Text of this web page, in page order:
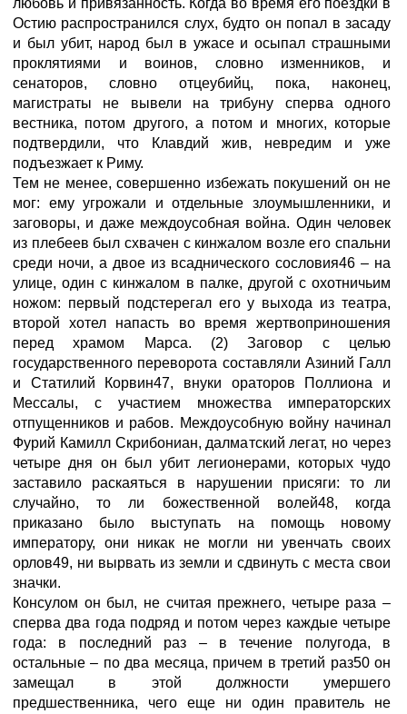
любовь и привязанность. Когда во время его поездки в
Остию распространился слух, будто он попал в засаду
и был убит, народ был в ужасе и осыпал страшными
проклятиями и воинов, словно изменников, и
сенаторов, словно отцеубийц, пока, наконец,
магистраты не вывели на трибуну сперва одного
вестника, потом другого, а потом и многих, которые
подтвердили, что Клавдий жив, невредим и уже
подъезжает к Риму.
Тем не менее, совершенно избежать покушений он не
мог: ему угрожали и отдельные злоумышленники, и
заговоры, и даже междоусобная война. Один человек
из плебеев был схвачен с кинжалом возле его спальни
среди ночи, а двое из всаднического сословия46 – на
улице, один с кинжалом в палке, другой с охотничьим
ножом: первый подстерегал его у выхода из театра,
второй хотел напасть во время жертвоприношения
перед храмом Марса. (2) Заговор с целью
государственного переворота составляли Азиний Галл
и Статилий Корвин47, внуки ораторов Поллиона и
Мессалы, с участием множества императорских
отпущенников и рабов. Междоусобную войну начинал
Фурий Камилл Скрибониан, далматский легат, но через
четыре дня он был убит легионерами, которых чудо
заставило раскаяться в нарушении присяги: то ли
случайно, то ли божественной волей48, когда
приказано было выступать на помощь новому
императору, они никак не могли ни увенчать своих
орлов49, ни вырвать из земли и сдвинуть с места свои
значки.
Консулом он был, не считая прежнего, четыре раза –
сперва два года подряд и потом через каждые четыре
года: в последний раз – в течение полугода, в
остальные – по два месяца, причем в третий раз50 он
замещал в этой должности умершего
предшественника, чего еще ни один правитель не